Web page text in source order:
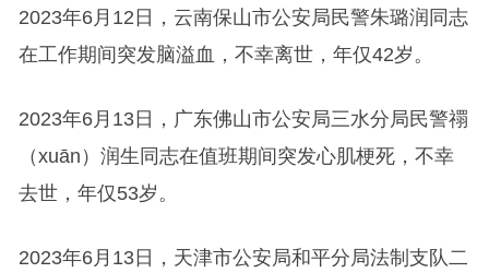
2023年6月12日，云南保山市公安局民警朱璐润同志
在工作期间突发脑溢血，不幸离世，年仅42岁。
2023年6月13日，广东佛山市公安局三水分局民警禤
（xuān）润生同志在值班期间突发心肌梗死，不幸
去世，年仅53岁。
2023年6月13日，天津市公安局和平分局法制支队二